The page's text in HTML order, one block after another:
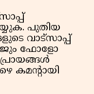
പുതിയ
വാട്സാപ്പ്
ഫോളോ
കമന്റായി